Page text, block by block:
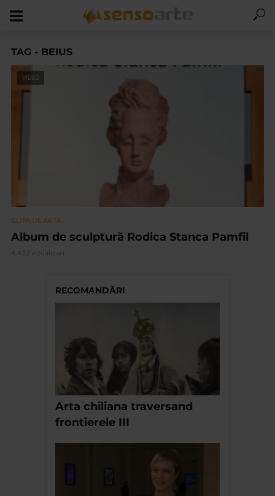
TAG - BEIUS
VIDEO
CLIPA DE ARTA
Album de sculptură Rodica Stanca Pamfil
4.422 vizualizari
RECOMANDĂRI
Arta chiliana traversand
frontierele III